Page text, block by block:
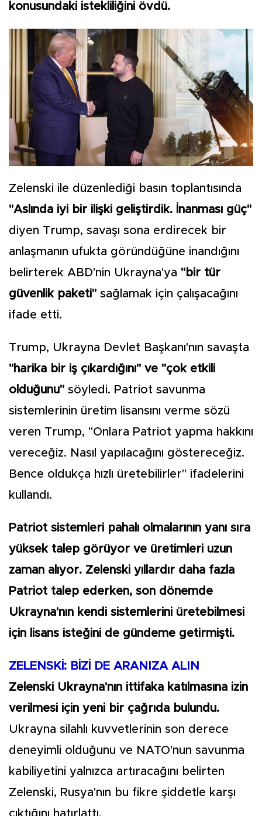
konusundaki istekliliğini övdü.
Zelenski ile düzenlediği basın toplantısında
"Aslında iyi bir ilişki geliştirdik. İnanması güç"
diyen Trump, savaşı sona erdirecek bir
anlaşmanın ufukta göründüğüne inandığını
belirterek ABD'nin Ukrayna'ya "bir tür
güvenlik paketi" sağlamak için çalışacağını
ifade etti.
Trump, Ukrayna Devlet Başkanı'nın savaşta
"harika bir iş çıkardığını" ve "çok etkili
olduğunu" söyledi. Patriot savunma
sistemlerinin üretim lisansını verme sözü
veren Trump, "Onlara Patriot yapma hakkını
vereceğiz. Nasıl yapılacağını göstereceğiz.
Bence oldukça hızlı üretebilirler" ifadelerini
kullandı.
Patriot sistemleri pahalı olmalarının yanı sıra
yüksek talep görüyor ve üretimleri uzun
zaman alıyor. Zelenski yıllardır daha fazla
Patriot talep ederken, son dönemde
Ukrayna'nın kendi sistemlerini üretebilmesi
için lisans isteğini de gündeme getirmişti.
ZELENSKİ: BİZİ DE ARANIZA ALIN
Zelenski Ukrayna'nın ittifaka katılmasına izin
verilmesi için yeni bir çağrıda bulundu.
Ukrayna silahlı kuvvetlerinin son derece
deneyimli olduğunu ve NATO'nun savunma
kabiliyetini yalnızca artıracağını belirten
Zelenski, Rusya'nın bu fikre şiddetle karşı